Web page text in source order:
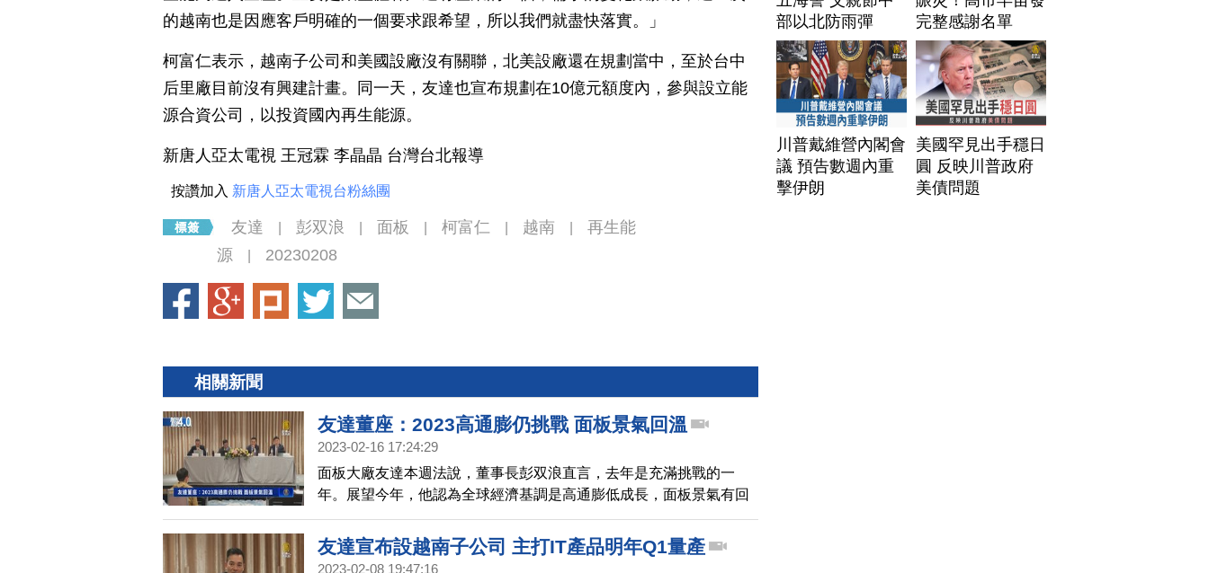
的越南也是因應客戶明確的一個要求跟希望，所以我們就盡快落實。」
柯富仁表示，越南子公司和美國設廠沒有關聯，北美設廠還在規劃當中，至於台中
后里廠目前沒有興建計畫。同一天，友達也宣布規劃在10億元額度內，參與設立能
源合資公司，以投資國內再生能源。
新唐人亞太電視 王冠霖 李晶晶 台灣台北報導
按讚加入 新唐人亞太電視台粉絲團
友達 彭双浪 面板 柯富仁 越南
再生能
源
20230208
相關新聞
友達董座：2023高通膨仍挑戰 面板景氣回溫
2023-02-16 17:24:29
面板大廠友達本週法說，董事長彭双浪直言，去年是充滿挑戰的一
年。展望今年，他認為全球經濟基調是高通膨低成長，面板景氣有回
溫的現象。
友達宣布設越南子公司 主打IT產品明年Q1量產
2023-02-08 19:47:16
部以北防雨彈
完整感謝名單
川普戴維營內閣會
議 預告數週內重
擊伊朗
美國罕見出手穩日
圓 反映川普政府
美債問題